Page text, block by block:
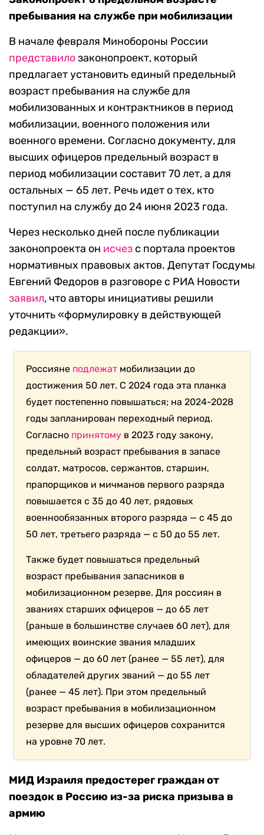
пребывания на службе при мобилизации
В начале февраля Минобороны России
представилозаконопроект, который
предлагает установить единый предельный
возраст пребывания на службе для
мобилизованных и контрактников в период
мобилизации, военного положения или
военного времени. Согласно документу, для
высших офицеров предельный возраст в
период мобилизации составит 70 лет, а для
остальных — 65 лет. Речь идет о тех, кто
поступил на службу до 24 июня 2023 года.
Через несколько дней после публикации
законопроекта он исчез с портала проектов
нормативных правовых актов. Депутат Госдумы
Евгений Федоров в разговоре с РИА Новости
заявил, что авторы инициативы решили
уточнить «формулировку в действующей
редакции».
Россияне подлежат мобилизации до
достижения 50 лет. С 2024 года эта планка
будет постепенно повышаться; на 2024-2028
годы запланирован переходный период.
Согласно принятому в 2023 году закону,
предельный возраст пребывания в запасе
солдат, матросов, сержантов, старшин,
прапорщиков и мичманов первого разряда
повышается с 35 до 40 лет, рядовых
военнообязанных второго разряда — с 45 до
50 лет, третьего разряда — с 50 до 55 лет.
Также будет повышаться предельный
возраст пребывания запасников в
мобилизационном резерве. Для россиян в
званиях старших офицеров — до 65 лет
(раньше в большинстве случаев 60 лет), для
имеющих воинские звания младших
офицеров — до 60 лет (ранее — 55 лет), для
обладателей других званий — до 55 лет
(ранее — 45 лет). При этом предельный
возраст пребывания в мобилизационном
резерве для высших офицеров сохранится
на уровне 70 лет.
МИД Израиля предостерег граждан от
поездок в Россию из-за риска призыва в
армию